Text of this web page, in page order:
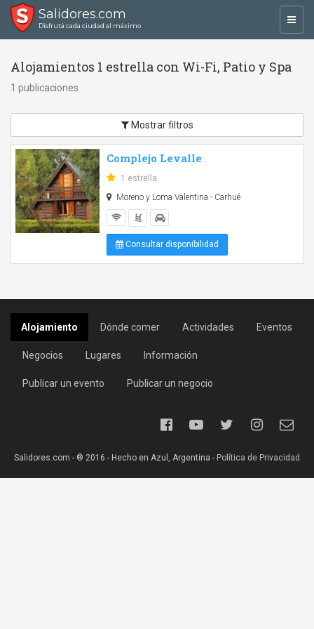
Salidores.com
Disfrutá cada ciudad al máximo
Alojamientos 1 estrella con Wi-Fi, Patio y Spa
1 publicaciones
Mostrar filtros
Complejo Levalle
1 estrella
Moreno y Loma Valentina - Carhué
Consultar disponibilidad
Alojamiento Dónde comer Actividades Eventos
Negocios Lugares Información
Publicar un evento Publicar un negocio
Salidores.com - ® 2016 - Hecho en Azul, Argentina - Política de Privacidad